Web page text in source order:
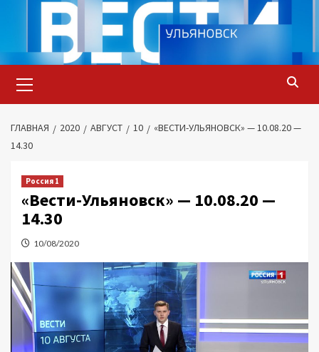
содержимому
меню
ГЛАВНАЯ 2020 АВГУСТ 10
«ВЕСТИ-УЛЬЯНОВСК» — 10.08.20 —
14.30
Россия 1
«Вести-Ульяновск» — 10.08.20 —
14.30
10/08/2020